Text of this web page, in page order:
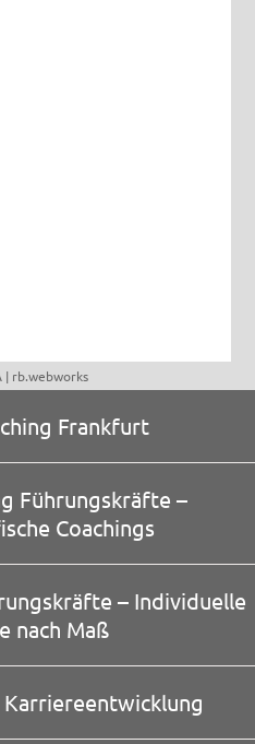
| rb.webworks
Frankfurt
Führungskräfte –
Coachings
– Individuelle
nach Maß
Karriereentwicklung